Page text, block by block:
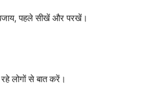
बजाय, पहले सीखें और परखें।
लोगों से बात करें।